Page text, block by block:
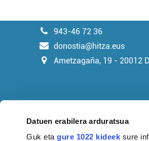
Datuen erabilera arduratsua
Guk etagure 1022 kideek sure
943-46 72 36
donostia@hitza.eus
Ametzagaña, 19 - 20012